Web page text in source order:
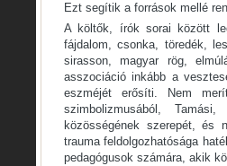
Ezt segítik a források mellé
A költők, írók sorai között
fájdalom, csonka, töredék,
sirasson, magyar rög,
asszociáció inkább a
eszméjét erősíti. Nem
szimbolizmusából,
közösségének szerepét, és
trauma feldolgozhatósága
pedagógusok számára, akik